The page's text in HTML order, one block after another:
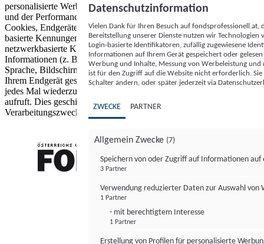
personalisierte Werbung und Inhalte, Messung von Werbeleistung
und der Performance von Inhalten sowie Zielgruppenforschung.
Cookies, Endgeräte- oder ähnliche Online-Kennungen (z. B. login-
basierte Kennungen, zufällig generierte Kennungen,
netzwerkbasierte Kennungen) können zusammen mit anderen
Informationen (z. B. Browsertyp und Browserinformationen,
Sprache, Bildschirmgröße, unterstützte Technologien usw.) auf
Ihrem Endgerät gespeichert oder von dort ausgelesen werden, um es
jedes Mal wiederzuerkennen, wenn es eine App oder einer Webseite
aufruft. Dies geschieht für einen oder mehrere der hier aufgeführten
Verarbeitungszwecke.
Datenschutzinformation
Vielen Dank für Ihren Besuch auf
Bereitstellung unserer Dienste nutzen wir Technologien
Login-basierte Identifikatoren, zufällig zugewiesene
Informationen auf Ihrem Gerät gespeichert oder
Werbung und Inhalte, Messung von Werbeleistung
ist für den Zugriff auf die Website nicht erforderlich.
Schalter ändern, oder später jederzeit via
ZWECKE PARTNER
Allgemein Zwecke (7)
Speichern von oder Zugriff auf Informationen auf
3 Partner
Verwendung reduzierter Daten zur Auswahl von
1 Partner
- mit berechtigtem Interesse
1 Partner
Erstellung von Profilen für personalisierte
FONDS professionell